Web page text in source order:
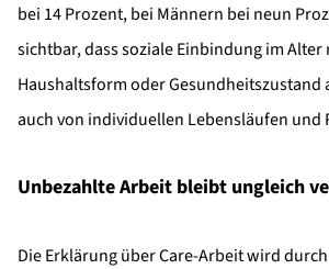
bei 14 Prozent, bei Männern bei neun
sichtbar, dass soziale Einbindung im
Haushaltsform oder Gesundheitszustand
auch von individuellen Lebensläufen und
Unbezahlte Arbeit bleibt ungleich
Die Erklärung über Care-Arbeit wird